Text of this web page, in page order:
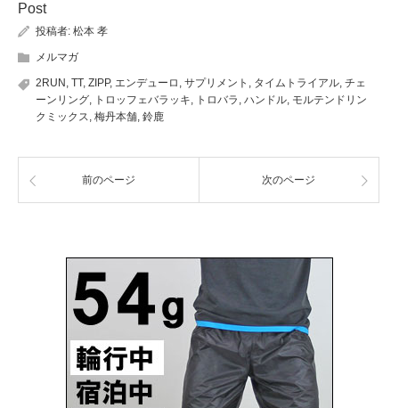
Post
投稿者: 松本 孝
メルマガ
2RUN , TT, ZIPP, エンデューロ , サプリメント , タイムトライアル, チェ
ーンリング, トロッフェバラッキ, トロバラ , ハンドル, モルテンドリン
クミックス, 梅丹本舗, 鈴鹿
前のページ 次のページ